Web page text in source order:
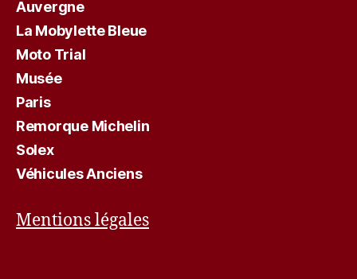
Auvergne
La Mobylette Bleue
Moto Trial
Musée
Paris
Remorque Michelin
Solex
Véhicules Anciens
Mentions légales